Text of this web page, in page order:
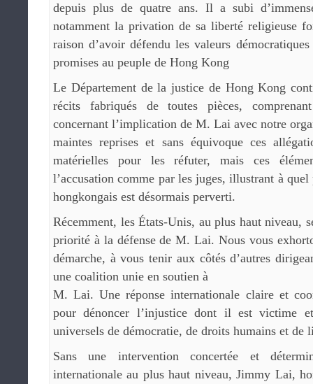
depuis plus de quatre ans. Il a subi
notamment la privation de sa liberté religieuse
raison d’avoir défendu les valeurs
promises au peuple de Hong Kong
Le Département de la justice de Hong Kong
récits fabriqués de toutes pièces,
concernant l’implication de M. Lai avec notre
maintes reprises et sans équivoque ces
matérielles pour les réfuter, mais ces
l’accusation comme par les juges, illustrant à
hongkongais est désormais perverti.
Récemment, les États-Unis, au plus haut niveau,
priorité à la défense de M. Lai. Nous vous
démarche, à vous tenir aux côtés d’autres
une coalition unie en soutien à
M. Lai. Une réponse internationale claire et
pour dénoncer l’injustice dont il est victime
universels de démocratie, de droits humains et de
Sans une intervention concertée et
internationale au plus haut niveau, Jimmy Lai,